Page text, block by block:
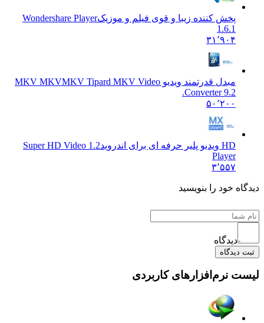
پخش کننده زیبا و قوی فیلم و موزیکWondershare Player
1.6.1
۳۱٬۹۰۴
مبدل قدرتمند ویدیو MKV MKV MKV Tipard MKV Video
Converter 9.2.
۵۰٬۲۰۰
HD ویدیو پلیر حرفه ای برای اندروید
1.2 Super HD Video
Player
۳٬۵۵۷
دیدگاه خود را بنویسید
دیدگاه
ثبت دیدگاه
لیست نرم‌افزارهای کاربردی